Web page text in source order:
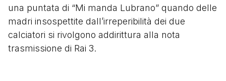
una puntata di “Mi manda Lubrano” quando delle
madri insospettite dall’irreperibilità dei due
calciatori si rivolgono addirittura alla nota
trasmissione di Rai 3.